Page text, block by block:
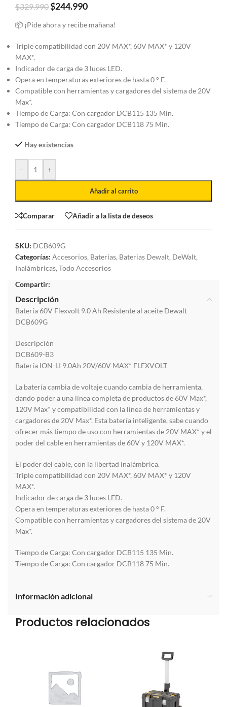
$329.990$244.990
📦 ¡Pide ahora y recibe mañana!
Triple compatibilidad con 20V MAX*, 60V MAX* y 120V
MAX*.
Indicador de carga de 3 luces LED.
Opera en temperaturas exteriores de hasta 0 ° F.
Compatible con herramientas y cargadores del sistema de 20V
Max*.
Tiempo de Carga: Con cargador DCB115 135 Min.
Tiempo de Carga: Con cargador DCB118 75 Min.
Hay existencias
- +
Añadir al carrito
Comparar Añadir a la lista de deseos
SKU: DCB609G
Categorías: Accesorios, Baterías, Baterias Dewalt, DeWalt,
Inalámbricas, Todo Accesorios
Compartir:
Descripción
Batería 60V Flexvolt 9.0 Ah Resistente al aceite Dewalt
DCB609G
Descripción
DCB609-B3
Batería ION-LI 9.0Ah 20V/60V MAX* FLEXVOLT
La batería cambia de voltaje cuando cambia de herramienta,
dando poder a una línea completa de productos de 60V Max*,
120V Max* y compatibilidad con la línea de herramientas y
cargadores de 20V Max*. Esta batería inteligente, sabe cuando
ofrecer más tiempo de uso con herramientas de 20V MAX* y el
poder del cable en herramientas de 60V y 120V MAX*.
El poder del cable, con la libertad inalámbrica.
Triple compatibilidad con 20V MAX*, 60V MAX* y 120V
MAX*.
Indicador de carga de 3 luces LED.
Opera en temperaturas exteriores de hasta 0 ° F.
Compatible con herramientas y cargadores del sistema de 20V
Max*.
Tiempo de Carga: Con cargador DCB115 135 Min.
Tiempo de Carga: Con cargador DCB118 75 Min.
Información adicional
Productos relacionados